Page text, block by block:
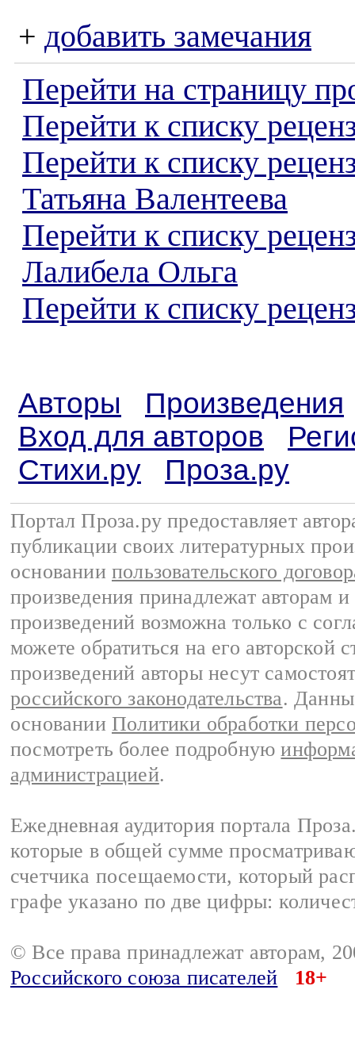
+ добавить замечания
Перейти на страницу
Перейти к списку
Перейти к списку
Татьяна Валентеева
Перейти к списку
Лалибела Ольга
Перейти к списку
Авторы
Произведения
Вход для авторов
Стихи.ру
Проза.ру
Портал Проза.ру предоставляет
публикации своих литературных
основании пользовательского
произведения принадлежат авторам
произведений возможна только с
можете обратиться на его авторской
произведений авторы несут
российского законодательства.
основании Политики обработки
посмотреть более подробную
администрацией.
Ежедневная аудитория портала
которые в общей сумме
счетчика посещаемости, который
графе указано по две цифры:
© Все права принадлежат авторам,
Российского союза писателей
18+